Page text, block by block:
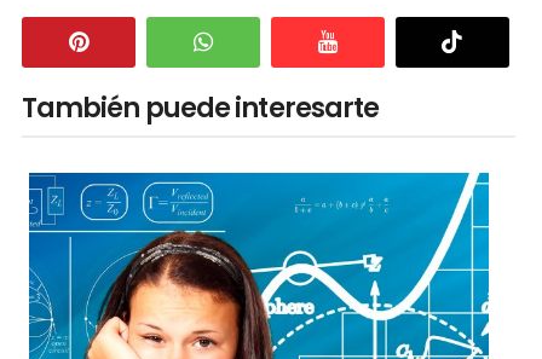
También puede interesarte